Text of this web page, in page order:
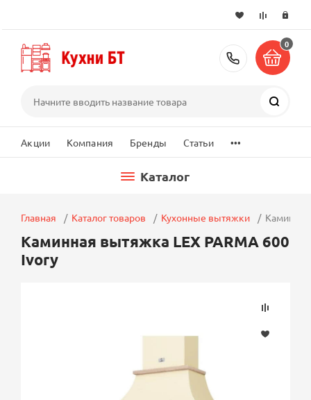
+7 (495)
0
Акции Компания Бренды Статьи ...
Каталог
Главная Каталог товаров Кухонные вытяжки
Каминная вытяжка LEX PARMA 600
Ivory